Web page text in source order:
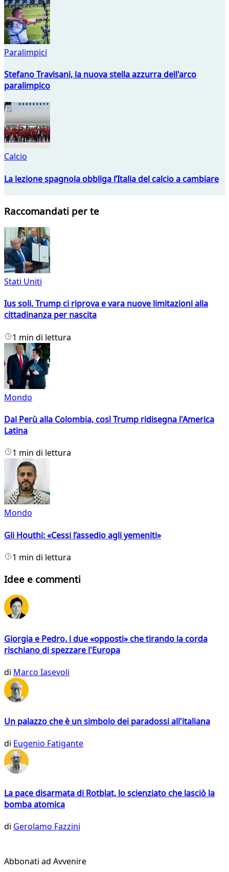
Paralimpici
Stefano Travisani, la nuova stella azzurra dell'arco
paralimpico
Calcio
La lezione spagnola obbliga l’Italia del calcio a cambiare
Raccomandati per te
Stati Uniti
Ius soli, Trump ci riprova e vara nuove limitazioni alla
cittadinanza per nascita
1 min di lettura
Mondo
Dal Perù alla Colombia, così Trump ridisegna l'America
Latina
1 min di lettura
Mondo
Gli Houthi: «Cessi l’assedio agli yemeniti»
1 min di lettura
Idee e commenti
Giorgia e Pedro, i due «opposti» che tirando la corda
rischiano di spezzare l'Europa
di Marco Iasevoli
Un palazzo che è un simbolo dei paradossi all'italiana
di Eugenio Fatigante
La pace disarmata di Rotblat, lo scienziato che lasciò la
bomba atomica
di Gerolamo Fazzini
Abbonati ad Avvenire